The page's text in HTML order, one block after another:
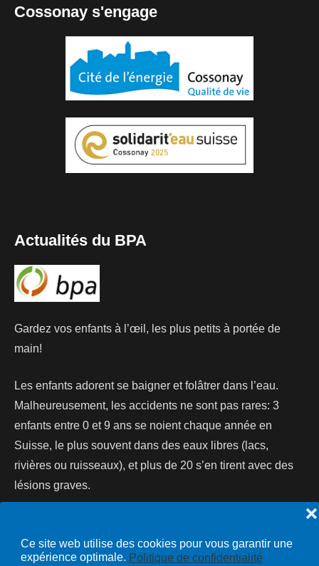
Ce site web utilise des cookies pour vous garantir une
expérience optimale. Politique de confidentialité
❌
Cossonay s'engage
Actualités du BPA
Gardez vos enfants à l’œil, les plus petits à portée de
main!
Les enfants adorent se baigner et folâtrer dans l’eau.
Malheureusement, les accidents ne sont pas rares: 3
enfants entre 0 et 9 ans se noient chaque année en
Suisse, le plus souvent dans des eaux libres (lacs,
rivières ou ruisseaux), et plus de 20 s’en tirent avec des
lésions graves.